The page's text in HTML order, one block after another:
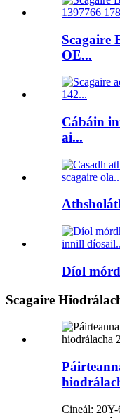
Scagaire
OE...
Cábáin
ai...
Díol
Scagaire
Cineál: